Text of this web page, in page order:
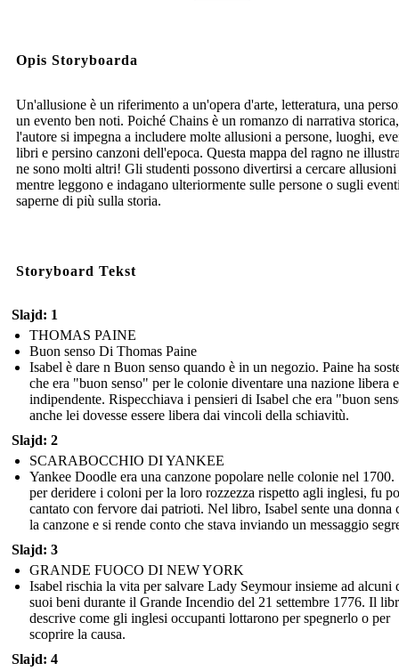
Opis Storyboarda
Un'allusione è un riferimento a un'opera d'arte, letteratura, una
un evento ben noti. Poiché Chains è un romanzo di narrativa storica,
l'autore si impegna a includere molte allusioni a persone, luoghi,
libri e persino canzoni dell'epoca. Questa mappa del ragno ne
ne sono molti altri! Gli studenti possono divertirsi a cercare allusioni
mentre leggono e indagano ulteriormente sulle persone o sugli
saperne di più sulla storia.
Storyboard Tekst
Slajd: 1
THOMAS PAINE
Buon senso Di Thomas Paine
Isabel è dare n Buon senso quando è in un negozio. Paine ha
che era "buon senso" per le colonie diventare una nazione libera e
indipendente. Rispecchiava i pensieri di Isabel che era "buon
anche lei dovesse essere libera dai vincoli della schiavitù.
Slajd: 2
SCARABOCCHIO DI YANKEE
Yankee Doodle era una canzone popolare nelle colonie nel 1700.
per deridere i coloni per la loro rozzezza rispetto agli inglesi, fu
cantato con fervore dai patrioti. Nel libro, Isabel sente una donna
la canzone e si rende conto che stava inviando un messaggio
Slajd: 3
GRANDE FUOCO DI NEW YORK
Isabel rischia la vita per salvare Lady Seymour insieme ad alcuni
suoi beni durante il Grande Incendio del 21 settembre 1776. Il
descrive come gli inglesi occupanti lottarono per spegnerlo o per
scoprire la causa.
Slajd: 4